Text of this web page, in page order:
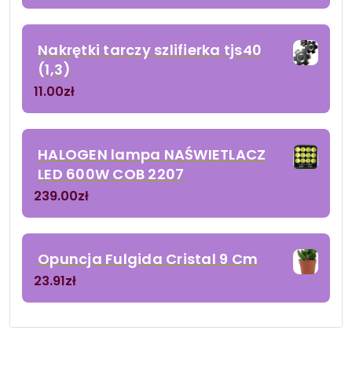
Nakrętki tarczy szlifierka tjs40
(1,3)
11.00zł
HALOGEN lampa NAŚWIETLACZ
LED 600W COB 2207
239.00zł
Opuncja Fulgida Cristal 9 Cm
23.91zł